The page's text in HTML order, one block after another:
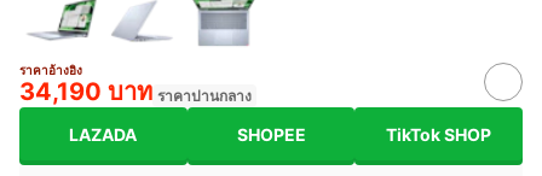
ราคาอ้างอิง
34,190 บาท ราคาปานกลาง
LAZADA SHOPEE TikTok SHOP